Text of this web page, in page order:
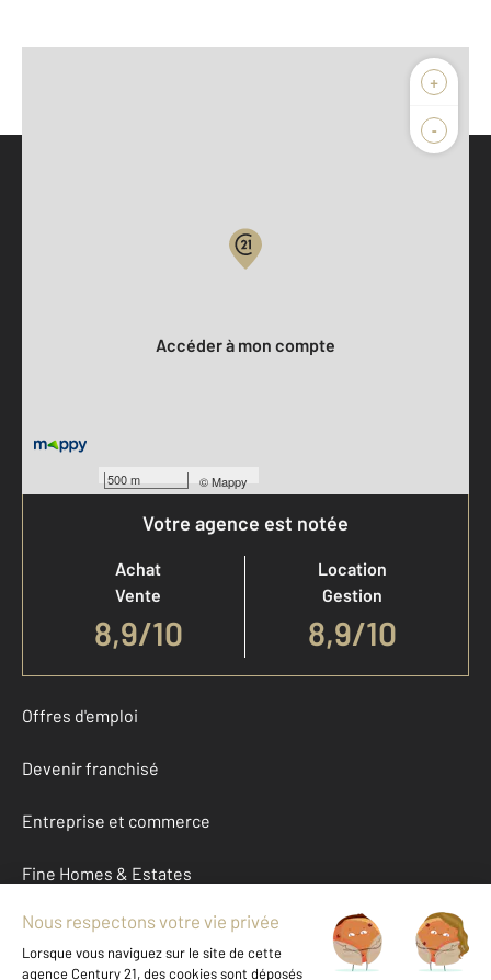
+
-
500 m ©Mappy
Accéder à mon compte
Votre agence est notée
Achat
Vente
8,9/10
Location
Gestion
8,9/10
Offres d'emploi
Devenir franchisé
Entreprise et commerce
Fine Homes & Estates
À propos